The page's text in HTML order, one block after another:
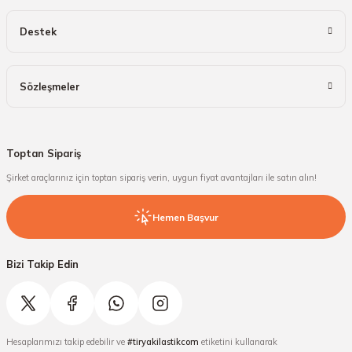
Destek
Sözleşmeler
Toptan Sipariş
Şirket araçlarınız için toptan sipariş verin, uygun fiyat avantajları ile satın alın!
Hemen Başvur
Bizi Takip Edin
Hesaplarımızı takip edebilir ve #tiryakilastikcom etiketini kullanarak